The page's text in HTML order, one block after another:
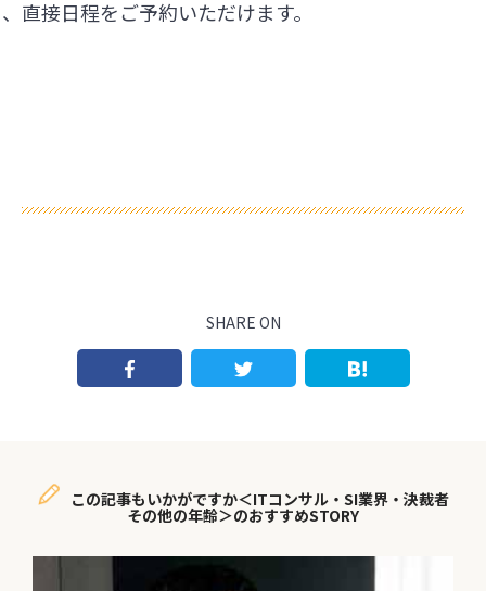
直接日程をご予約いただけます。
SHARE ON
この記事もいかがですか＜ITコンサル・SI業界・決裁者
その他の年齢＞のおすすめSTORY